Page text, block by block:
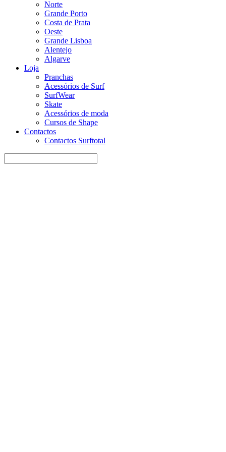
Norte
Grande Porto
Costa de Prata
Oeste
Grande Lisboa
Alentejo
Algarve
Loja
Pranchas
Acessórios de Surf
SurfWear
Skate
Acessórios de moda
Cursos de Shape
Contactos
Contactos Surftotal